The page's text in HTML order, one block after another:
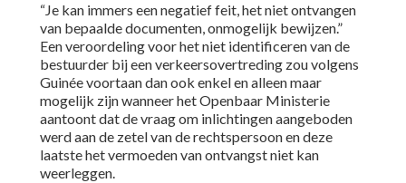
“Je kan immers een negatief feit, het niet ontvangen
van bepaalde documenten, onmogelijk bewijzen.”
Een veroordeling voor het niet identificeren van de
bestuurder bij een verkeersovertreding zou volgens
Guinée voortaan dan ook enkel en alleen maar
mogelijk zijn wanneer het Openbaar Ministerie
aantoont dat de vraag om inlichtingen aangeboden
werd aan de zetel van de rechtspersoon en deze
laatste het vermoeden van ontvangst niet kan
weerleggen.